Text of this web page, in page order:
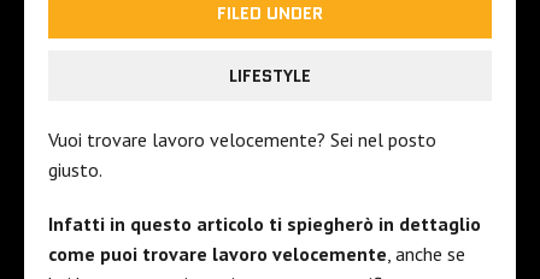
FILED UNDER
LIFESTYLE
Vuoi trovare lavoro velocemente? Sei nel posto
giusto.
Infatti in questo articolo ti spiegherò in dettaglio
come puoi trovare lavoro velocemente, anche se